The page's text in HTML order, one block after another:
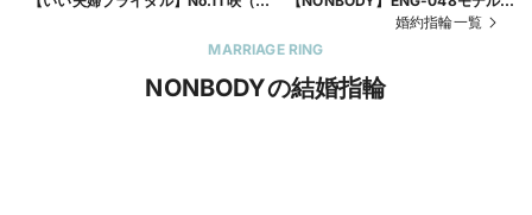
Pt900 ￥170,300～ +センターダイ
ヤ
婚約指輪一覧
MARRIAGE RING
NONBODYの結婚指輪